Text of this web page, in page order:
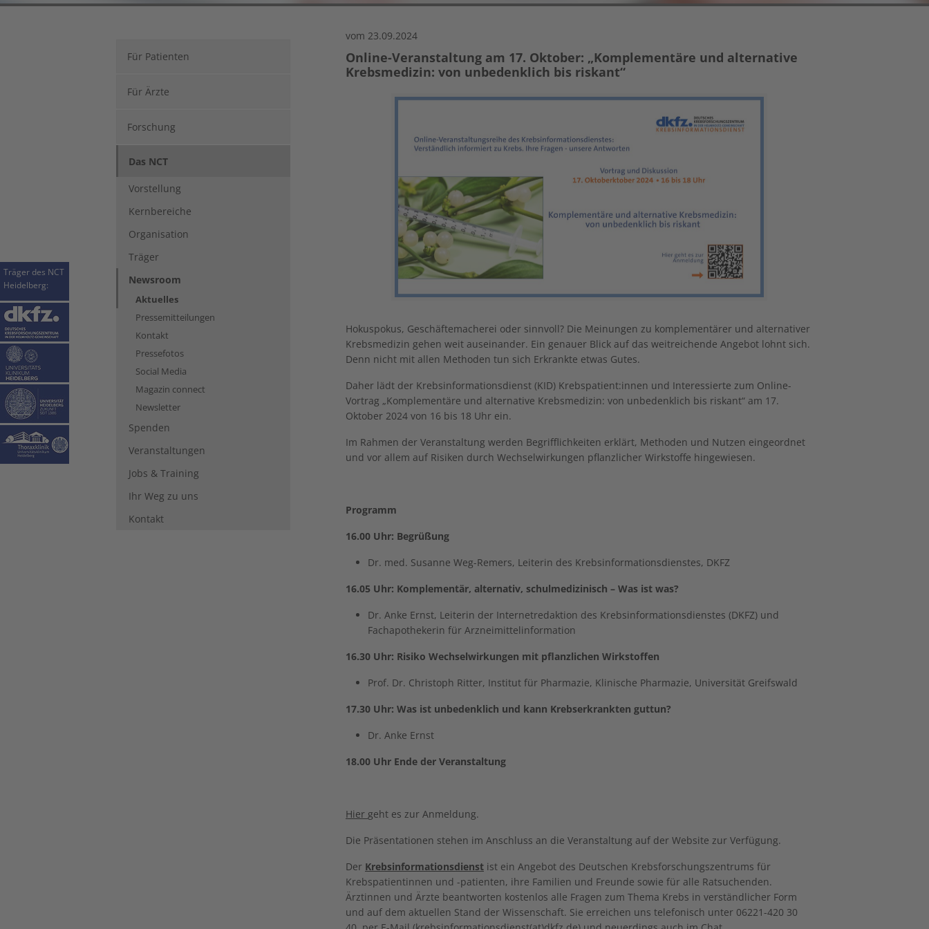
Für Patienten
Für Ärzte
Forschung
Das NCT
Vorstellung
Kernbereiche
Organisation
Träger
Newsroom
Aktuelles
Pressemitteilungen
Kontakt
Pressefotos
Social Media
Magazin connect
Newsletter
Spenden
Veranstaltungen
Jobs & Training
Ihr Weg zu uns
Kontakt
vom 23.09.2024
Online-Veranstaltung am 17. Oktober: „Komplementäre und alternative
Krebsmedizin: von unbedenklich bis riskant“
Hokuspokus, Geschäftemacherei oder sinnvoll? Die Meinungen zu komplementärer und alternativer
Krebsmedizin gehen weit auseinander. Ein genauer Blick auf das weitreichende Angebot lohnt sich.
Denn nicht mit allen Methoden tun sich Erkrankte etwas Gutes.
Daher lädt der Krebsinformationsdienst (KID) Krebspatient:innen und Interessierte zum Online-
Vortrag „Komplementäre und alternative Krebsmedizin: von unbedenklich bis riskant“ am 17.
Oktober 2024 von 16 bis 18 Uhr ein.
Im Rahmen der Veranstaltung werden Begrifflichkeiten erklärt, Methoden und Nutzen eingeordnet
und vor allem auf Risiken durch Wechselwirkungen pflanzlicher Wirkstoffe hingewiesen.
Programm
16.00 Uhr: Begrüßung
Dr. med. Susanne Weg-Remers, Leiterin des Krebsinformationsdienstes, DKFZ
16.05 Uhr: Komplementär, alternativ, schulmedizinisch – Was ist was?
Dr. Anke Ernst, Leiterin der Internetredaktion des Krebsinformationsdienstes (DKFZ) und
Fachapothekerin für Arzneimittelinformation
16.30 Uhr: Risiko Wechselwirkungen mit pflanzlichen Wirkstoffen
Prof. Dr. Christoph Ritter, Institut für Pharmazie, Klinische Pharmazie, Universität Greifswald
17.30 Uhr: Was ist unbedenklich und kann Krebserkrankten guttun?
Dr. Anke Ernst
18.00 Uhr Ende der Veranstaltung
Hier geht es zur Anmeldung.
Die Präsentationen stehen im Anschluss an die Veranstaltung auf der Website zur Verfügung.
Der Krebsinformationsdienst ist ein Angebot des Deutschen Krebsforschungszentrums für
Krebspatientinnen und -patienten, ihre Familien und Freunde sowie für alle Ratsuchenden.
Ärztinnen und Ärzte beantworten kostenlos alle Fragen zum Thema Krebs in verständlicher Form
und auf dem aktuellen Stand der Wissenschaft. Sie erreichen uns telefonisch unter 06221-420 30
Träger des NCT
Heidelberg: